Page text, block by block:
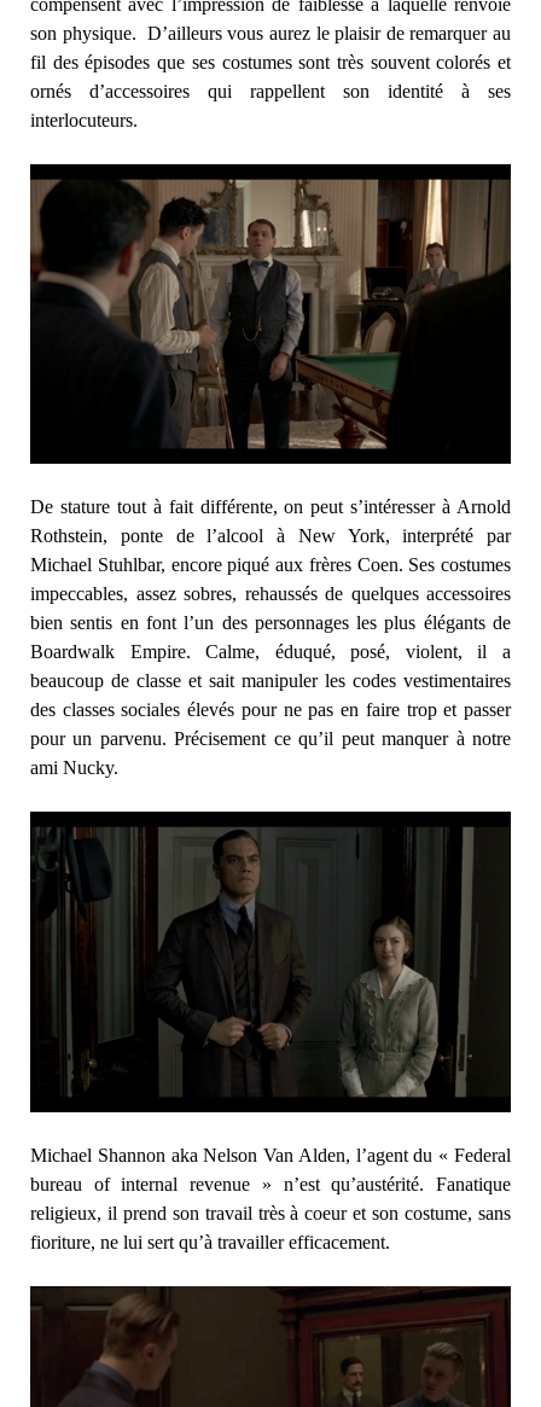
son physique. D’ailleurs vous aurez le plaisir de remarquer au
fil des épisodes que ses costumes sont très souvent colorés et
ornés d’accessoires qui rappellent son identité à ses
interlocuteurs.
De stature tout à fait différente, on peut s’intéresser à Arnold
Rothstein, ponte de l’alcool à New York, interprété par
Michael Stuhlbar, encore piqué aux frères Coen. Ses costumes
impeccables, assez sobres, rehaussés de quelques accessoires
bien sentis en font l’un des personnages les plus élégants de
Boardwalk Empire. Calme, éduqué, posé, violent, il a
beaucoup de classe et sait manipuler les codes vestimentaires
des classes sociales élevés pour ne pas en faire trop et passer
pour un parvenu. Précisement ce qu’il peut manquer à notre
ami Nucky.
Michael Shannon aka Nelson Van Alden, l’agent du « Federal
bureau of internal revenue » n’est qu’austérité. Fanatique
religieux, il prend son travail très à coeur et son costume, sans
fioriture, ne lui sert qu’à travailler efficacement.